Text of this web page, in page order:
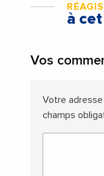
à
Vos
Votre adresse
champs